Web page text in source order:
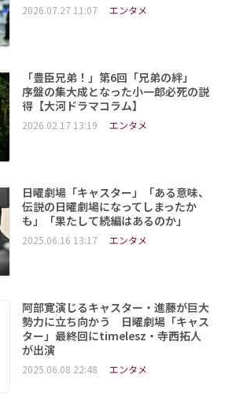
2026.07.27 11:07 エンタメ
「豊臣兄弟！」第6回「兄弟の絆」
序盤の集大成となった小一郎必死の説
得【大河ドラマコラム】
2026.02.17 13:19 エンタメ
日曜劇場「キャスター」「ある意味、
伝説の日曜劇場になってしまったか
も」「果たして続編はあるのか」
2025.06.16 13:17 エンタメ
阿部寛演じるキャスター・進藤が巨大
勢力に立ち向かう 日曜劇場「キャス
ター」最終回にtimelesz・寺西拓人
が出演
2025.06.08 22:48 エンタメ